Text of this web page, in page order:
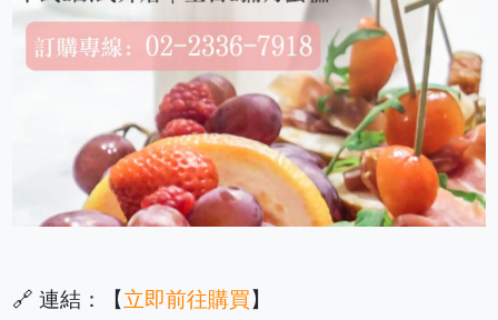
🔗 連結：【立即前往購買】